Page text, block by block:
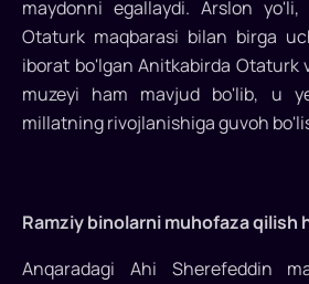
davomida
ko'plab
sivilizatsiyalarga
mezbon
bo'lgan..
maydonni egallaydi. Arslon yo'li,
Otaturk maqbarasi bilan birga
iborat bo'lgan Anitkabirda Otaturk
muzeyi ham mavjud bo'lib, u
millatning rivojlanishiga guvoh
Ramziy binolarni muhofaza qilish
Anqaradagi Ahi Sherefeddin